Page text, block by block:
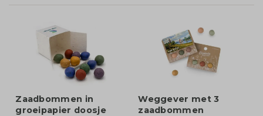
Zaadbommen in
groeipapier doosje
Weggever met 3
zaadbommen